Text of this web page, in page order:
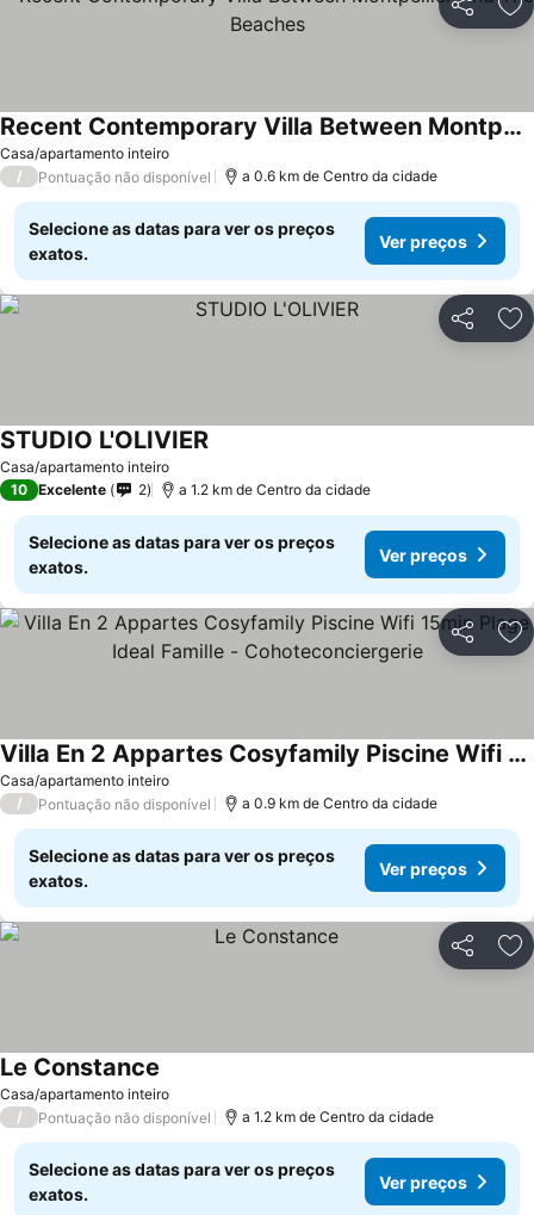
Partilhar
Casa/apartamento inteiro
Recent Contemporary Villa Between Montpellier And The Beaches
/ Pontuação não disponível a 0.6 km de Centro da cidade
Selecione as datas para ver os preços
exatos.
Ver preços
Partilhar
Casa/apartamento inteiro
STUDIO L'OLIVIER
10 Excelente 2 a 1.2 km de Centro da cidade
Selecione as datas para ver os preços
exatos.
Ver preços
Partilhar
Casa/apartamento inteiro
Villa En 2 Appartes Cosyfamily Piscine Wifi 15min Plage Ideal Famille - Cohoteconciergerie
/ Pontuação não disponível a 0.9 km de Centro da cidade
Selecione as datas para ver os preços
exatos.
Ver preços
Partilhar
Casa/apartamento inteiro
Le Constance
/ Pontuação não disponível a 1.2 km de Centro da cidade
Selecione as datas para ver os preços
exatos.
Ver preços